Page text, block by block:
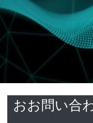
おお問い合